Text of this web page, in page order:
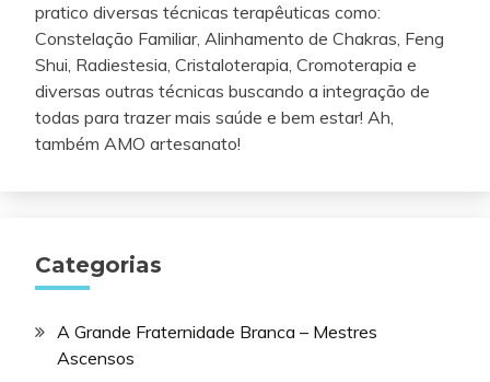
pratico diversas técnicas terapêuticas como:
Constelação Familiar, Alinhamento de Chakras, Feng
Shui, Radiestesia, Cristaloterapia, Cromoterapia e
diversas outras técnicas buscando a integração de
todas para trazer mais saúde e bem estar! Ah,
também AMO artesanato!
Categorias
A Grande Fraternidade Branca – Mestres
Ascensos